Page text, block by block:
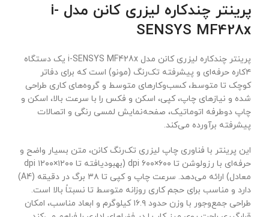
پرینتر چندکاره لیزری کانن مدل i-
SENSYS MF428x
پرینتر چندکاره لیزری کانن مدل i-SENSYS MF428x یک دستگاه
۴کاره حرفه‌ای و پیشرفته تک‌رنگ (مونو) است که برای دفاتر
کوچک تا متوسط، کسب‌وکارهای متوسط و گروه‌های کاری طراحی
شده و نیازهای چاپ، کپی، اسکن و فکس را با سرعت بالا، اسکن و
چاپ دوطرفه اتوماتیک، صفحه‌نمایش لمسی رنگی و اتصالات
پیشرفته برآورده می‌کند.
این پرینتر با فناوری چاپ لیزری تک‌رنگ کانن، متن بسیار واضح و
حرفه‌ای با رزولوشن تا ۶۰۰×۶۰۰ dpi (بهبودیافته تا ۱۲۰۰×۱۲۰۰ dpi
معادل) ارائه می‌دهد. سرعت چاپ و کپی تا ۳۸ برگ در دقیقه (A4)
دارد و مناسب برای حجم کاری روزانه متوسط تا نسبتاً بالا است.
طراحی جمع‌وجور با وزن حدود ۱۶.۹ کیلوگرم و ابعاد مناسب، امکان